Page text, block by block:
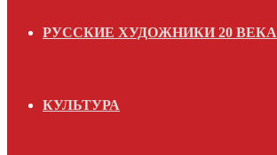
РУССКИЕ ХУДОЖНИКИ 20 ВЕКА
КУЛЬТУРА